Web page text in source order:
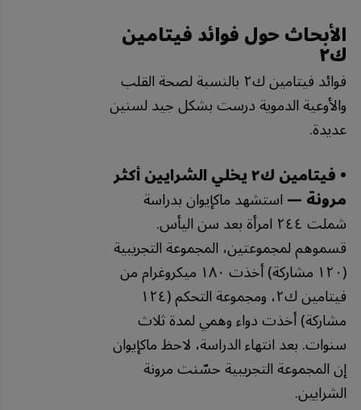
الأبحاث حول فوائد فيتامين
ك٢
فوائد فيتامين ك٢ بالنسبة لصحة القلب
والأوعية الدموية درست بشكل جيد لسنين
عديدة.
• فيتامين ك٢ يخلي الشرايين أكثر
مرونة —استشهد ماكإيوان بدراسة
شملت ٢٤٤ امرأة بعد سن اليأس.
قسموهم لمجموعتين، المجموعة التجريبية
(١٢٠ مشاركة) أخذت ١٨٠ ميكروغرام من
فيتامين ك٢، ومجموعة التحكم (١٢٤
مشاركة) أخذت دواء وهمي لمدة ثلاث
سنوات. بعد انتهاء الدراسة، لاحظ ماكإيوان
إن المجموعة التجريبية حسّنت مرونة
الشرايين.